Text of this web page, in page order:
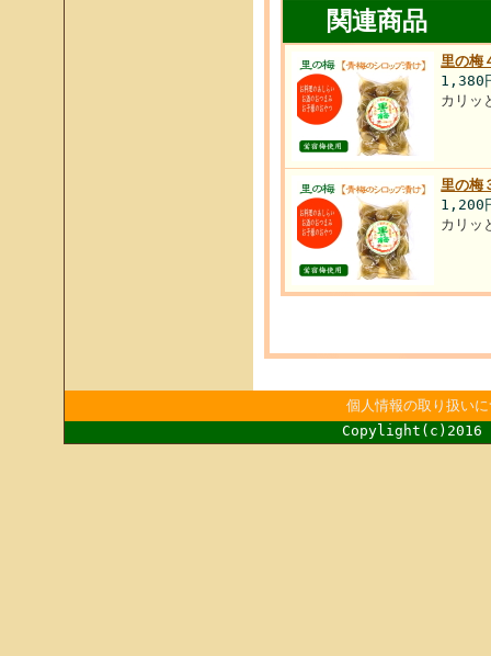
関連商品
里の梅
1,380
カリッ
里の梅
1,200
カリッ
個人情報の取り扱い
Copylight(c)2016